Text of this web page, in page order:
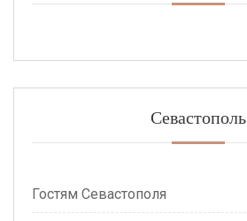
Севастополь
Гостям Севастополя